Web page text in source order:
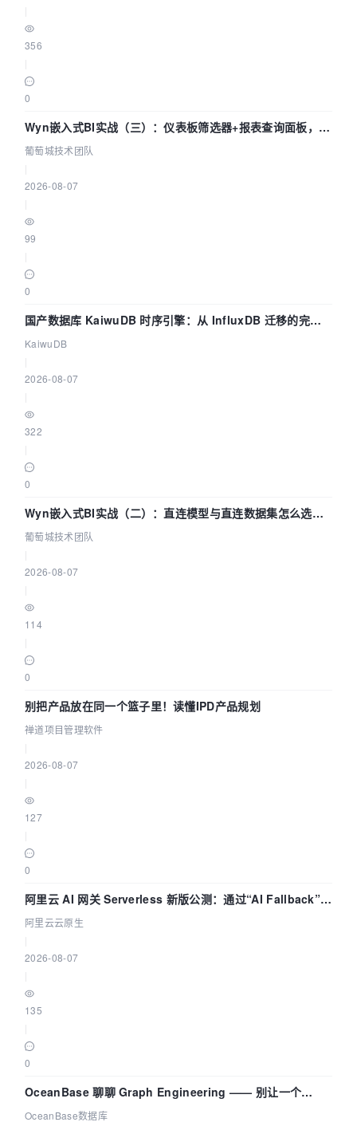
356
0
Wyn嵌入式BI实战（三）：仪表板筛选器+报表查询面板，参
数联动全闭环
葡萄城技术团队
2026-08-07
99
0
国产数据库 KaiwuDB 时序引擎：从 InfluxDB 迁移的完整
技术路径
KaiwuDB
2026-08-07
322
0
Wyn嵌入式BI实战（二）：直连模型与直连数据集怎么选，
参数为什么不生效？| 葡萄城技术团队
葡萄城技术团队
2026-08-07
114
0
别把产品放在同一个篮子里！读懂IPD产品规划
禅道项目管理软件
2026-08-07
127
0
阿里云 AI 网关 Serverless 新版公测：通过“AI Fallback”与
拓扑可视化构建 AI 流量治理底座
阿里云云原生
2026-08-07
135
0
OceanBase 聊聊 Graph Engineering —— 别让一个
Agent 既当运动员又
OceanBase数据库